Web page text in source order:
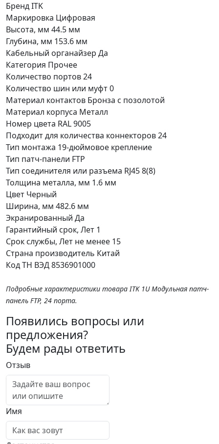
БрендITK
Маркировка Цифровая
Высота, мм 44.5 мм
Глубина, мм 153.6 мм
Кабельный органайзер Да
Категория Прочее
Количество портов24
Количество шин или муфт0
Материал контактов Бронза с позолотой
Материал корпуса Металл
Номер цвета RAL9005
Подходит для количества коннекторов24
Тип монтажа 19-дюймовое крепление
Тип патч-панели FTP
Тип соединителя или разъема RJ45 8(8)
Толщина металла, мм 1.6 мм
Цвет Черный
Ширина, мм 482.6 мм
Экранированный Да
Гарантийный срок, Лет 1
Срок службы, Лет не менее 15
Страна производитель Китай
Код ТН ВЭД8536901000
Подробные характеристики товара ITK 1U Модульная патч-
панель FTP, 24 порта.
Появились вопросы или
предложения?
Будем рады ответить
Отзыв
Имя